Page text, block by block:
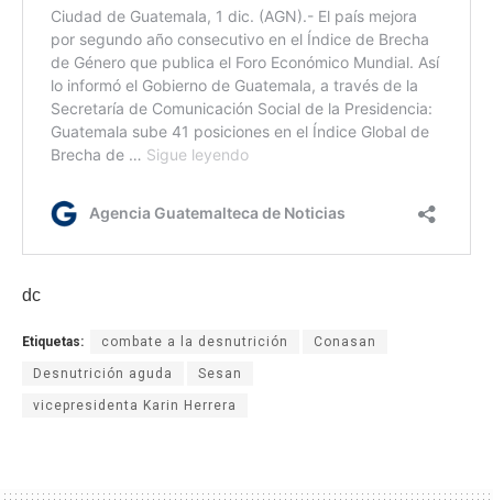
dc
Etiquetas: combate a la desnutrición Conasan
Desnutrición aguda Sesan
vicepresidenta Karin Herrera